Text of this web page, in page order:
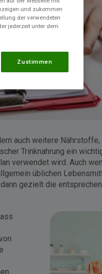
auch weitere
Trinknahrung ein
verwendet wird. Auch
üblichen
gezielt die
und zukommen
der verwendeten
jederzeit unter dem
Zustimmen